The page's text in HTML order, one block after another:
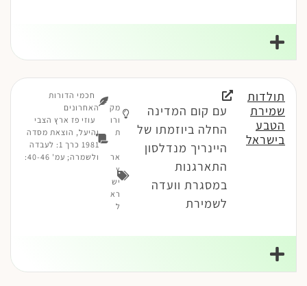
תולדות
שמירת
הטבע
בישראל
עם קום המדינה
החלה ביוזמתו של
היינריך מנדלסון
התארגנות
במסגרת וועדה
לשמירת
מק
ורו
ת
אר
ץ
יש
רא
ל
חכמי הדורות
האחרונים
עוזי פז ארץ הצבי
והיעל, הוצאת מסדה
1981 כרך 1: לעבדה
ולשמרה; עמ' 40-46: